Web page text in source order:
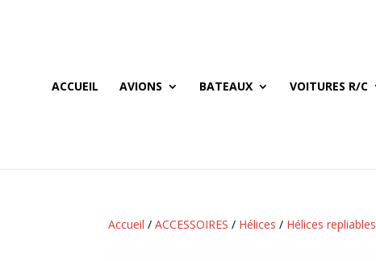
ACCUEIL AVIONS BATEAUX VOITURES R/C
Accueil /ACCESSOIRES / Hélices / Hélices repliables